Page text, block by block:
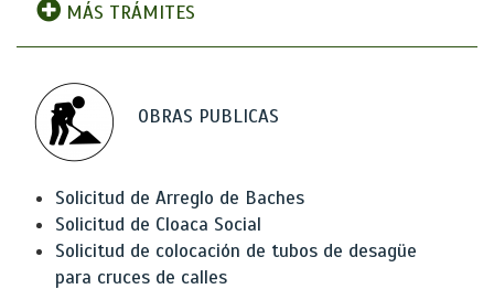
MÁS TRÁMITES
OBRAS PUBLICAS
Solicitud de Arreglo de Baches
Solicitud de Cloaca Social
Solicitud de colocación de tubos de desagüe
para cruces de calles